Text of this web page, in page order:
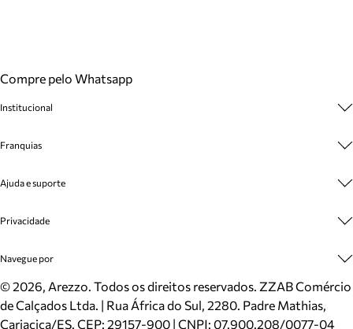
Compre pelo Whatsapp
Institucional
Cashback
Venda Corporativa
Mapa do Site
Inverno
Mundo Arezzo
Franquias
Plano de Negócio
Ajuda e suporte
Cadastro
Meus Pedidos
Trocas e Devoluções
Cartão Presente
Localizador de lojas
Privacidade
Politica e Privacidade
Navegue por
Sapatos
Bolsas
Scarpins
©2026, Arezzo. Todos os direitos reservados. ZZAB Comércio
de Calçados Ltda. | Rua África do Sul, 2280. Padre Mathias,
Cariacica/ES. CEP: 29157-900 | CNPJ: 07.900.208/0077-04